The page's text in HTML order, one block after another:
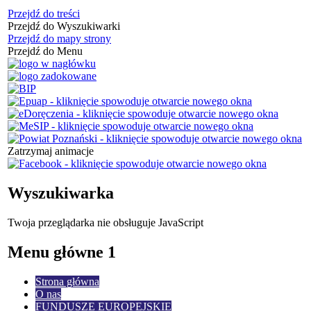
Przejdź do treści
Przejdź do Wyszukiwarki
Przejdź do mapy strony
Przejdź do Menu
Zatrzymaj animacje
Wyszukiwarka
Twoja przeglądarka nie obsługuje JavaScript
Menu główne 1
Strona główna
O nas
FUNDUSZE EUROPEJSKIE